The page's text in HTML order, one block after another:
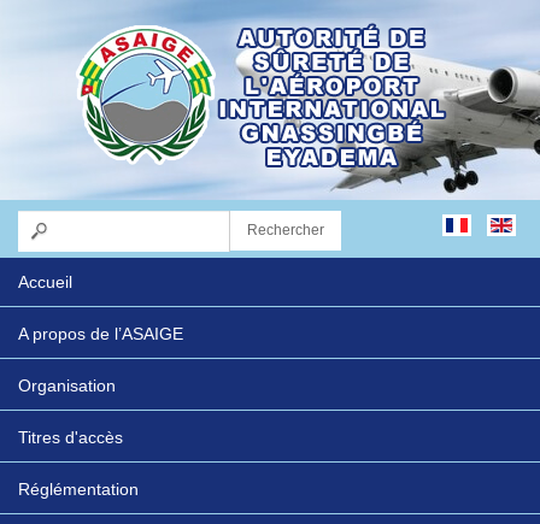
Accueil
A propos de l’ASAIGE
Organisation
Titres d'accès
Réglémentation